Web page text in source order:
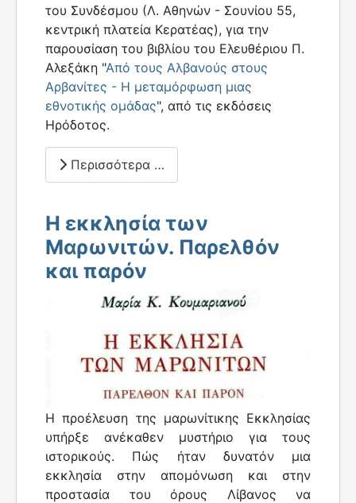
του Συνδέσμου (Λ. Αθηνών - Σουνίου 55,
κεντρική πλατεία Κερατέας), για την
παρουσίαση του βιβλίου του Ελευθέριου Π.
Αλεξάκη "Από τους Αλβανούς στους
Αρβανίτες - Η μεταμόρφωση μιας
εθνοτικής ομάδας", από τις εκδόσεις
Ηρόδοτος.
Περισσότερα …
Η εκκλησία των
Μαρωνιτών. Παρελθόν
και παρόν
Η προέλευση της μαρωνίτικης Εκκλησίας
υπήρξε ανέκαθεν μυστήριο για τους
ιστορικούς. Πώς ήταν δυνατόν μια
εκκλησία στην απομόνωση και στην
προστασία του όρους Λίβανος να